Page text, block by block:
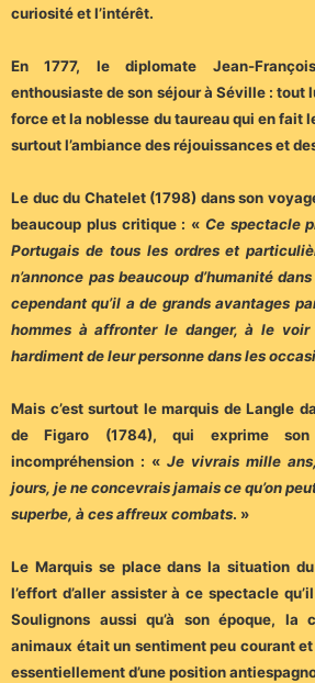
curiosité et l’intérêt.
En 1777, le diplomate Jean-
enthousiaste de son séjour à Séville : tout
force et la noblesse du taureau qui en fait
surtout l’ambiance des réjouissances et
Le duc du Chatelet (1798) dans son
beaucoup plus critique : « Ce spectacle
Portugais de tous les ordres et
n’annonce pas beaucoup d’humanité
cependant qu’il a de grands avantages
hommes à affronter le danger, à le
hardiment de leur personne dans les
Mais c’est surtout le marquis de Langle
de Figaro (1784), qui exprime
incompréhension : « Je vivrais mille
jours, je ne concevrais jamais ce qu’on
superbe, à ces affreux combats. »
Le Marquis se place dans la situation
l’effort d’aller assister à ce spectacle
Soulignons aussi qu’à son époque, la
animaux était un sentiment peu courant
essentiellement d’une position